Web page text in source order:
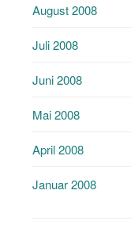
August 2008
Juli 2008
Juni 2008
Mai 2008
April 2008
Januar 2008